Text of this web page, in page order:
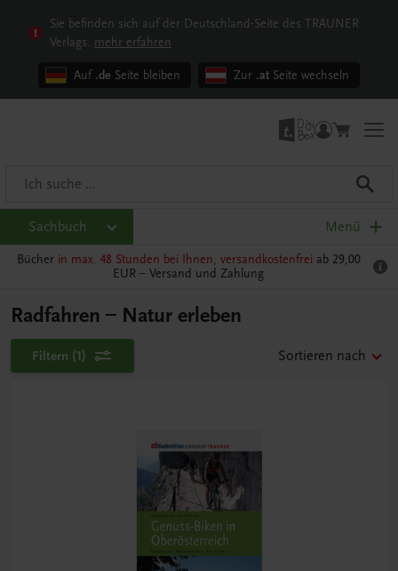
Sie befinden sich auf der Deutschland-Seite des TRAUNER
Verlags. mehr erfahren
Auf .de Seite bleiben Zur .at Seite wechseln
Sachbuch Menü
Bücher in max. 48 Stunden bei Ihnen, versandkostenfrei ab 29,00
EUR – Versand und Zahlung
Radfahren – Natur erleben
Filtern (1) Sortieren nach